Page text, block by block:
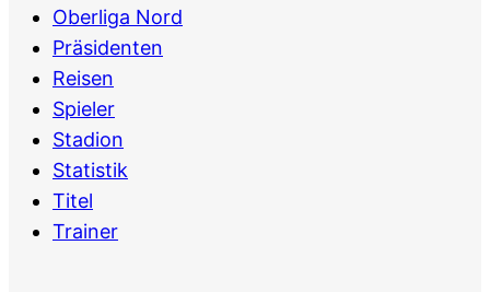
Oberliga Nord
Präsidenten
Reisen
Spieler
Stadion
Statistik
Titel
Trainer